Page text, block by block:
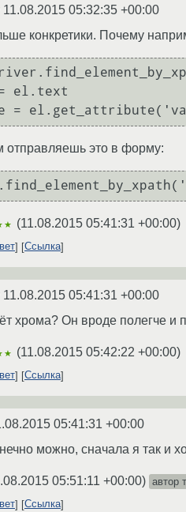
11.08.2015 05:32:35 +00:00
конкретики. Почему
el.text
отправляешь это в форму:
(11.08.2015 05:41:31 +00:00)
Ссылка
11.08.2015 05:41:31 +00:00
хрома? Он вроде полегче и
(11.08.2015 05:42:22 +00:00)
Ссылка
05:41:31 +00:00
можно, сначала я так и
05:51:11 +00:00) автор
Ссылка